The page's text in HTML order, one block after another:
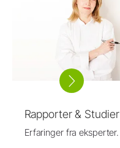
Rapporter & Studier
Erfaringer fra eksperter.